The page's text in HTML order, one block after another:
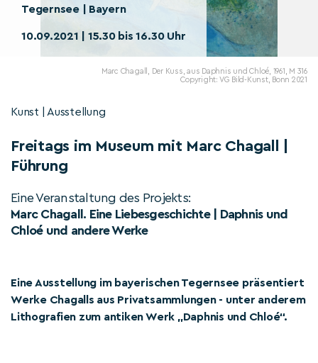
Tegernsee | Bayern
10.09.2021 | 15.30 bis 16.30 Uhr
Marc Chagall, Der Kuss, aus Daphnis und Chloé, 1961, M 316
Copyright: VG Bild-Kunst, Bonn 2021
Kunst | Ausstellung
Freitags im Museum mit Marc Chagall |
Führung
Eine Veranstaltung des Projekts:
Marc Chagall. Eine Liebesgeschichte | Daphnis und
Chloé und andere Werke
Eine Ausstellung im bayerischen Tegernsee präsentiert
Werke Chagalls aus Privatsammlungen - unter anderem
Lithografien zum antiken Werk „Daphnis und Chloé“.